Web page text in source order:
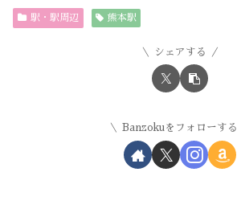
駅・駅周辺 熊本駅
シェアする
Banzokuをフォローする